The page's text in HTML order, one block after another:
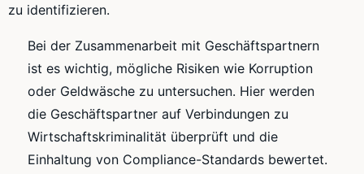
zu identifizieren.
Bei der Zusammenarbeit mit Geschäftspartnern
ist es wichtig, mögliche Risiken wie Korruption
oder Geldwäsche zu untersuchen. Hier werden
die Geschäftspartner auf Verbindungen zu
Wirtschaftskriminalität überprüft und die
Einhaltung von Compliance-Standards bewertet.